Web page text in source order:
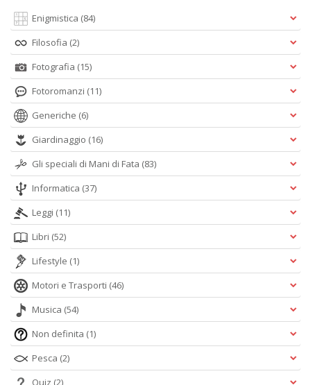
Enigmistica (84)
Filosofia (2)
Fotografia (15)
Fotoromanzi (11)
Generiche (6)
Giardinaggio (16)
Gli speciali di Mani di Fata (83)
Informatica (37)
Leggi (11)
Libri (52)
Lifestyle (1)
Motori e Trasporti (46)
Musica (54)
Non definita (1)
Pesca (2)
Quiz (2)